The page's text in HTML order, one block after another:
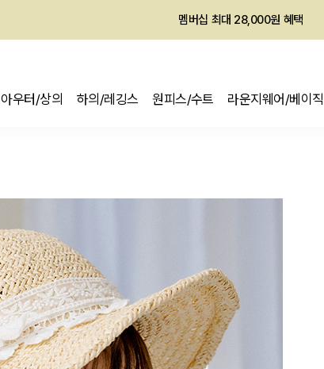
회원전용 아울렛, 가입하면 ~60% 할인!
아우터/상의 하의/레깅스 원피스/수트 라운지웨어/베이직